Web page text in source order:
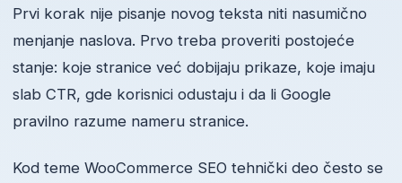
Prvi korak nije pisanje novog teksta niti nasumično
menjanje naslova. Prvo treba proveriti postojeće
stanje: koje stranice već dobijaju prikaze, koje imaju
slab CTR, gde korisnici odustaju i da li Google
pravilno razume nameru stranice.
Kod teme WooCommerce SEO tehnički deo često se